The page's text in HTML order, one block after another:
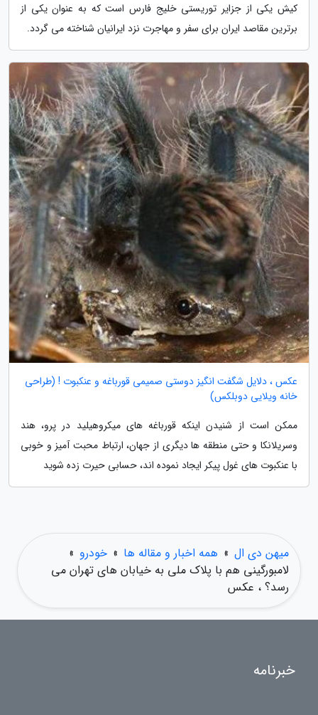
کیش یکی از جزایر توریستی خلیج فارس است که به عنوان یکی از
برترین مقاصد ایران برای سفر و مهاجرت نزد ایرانیان شناخته می گردد.
عکس ، دلایل شگفت انگیز دوستی صمیمی قورباغه و عنکبوت ! (طراحی
خانه ویلایی دوبلکس)
ممکن است از شنیدن اینکه قورباغه های میکروهیلید در پرو، هند
وسریلانکا و حتی منطقه ها دیگری از جهان، ارتباط محبت آمیز و خوبی
با عنکبوت های غول پیکر ایجاد نموده اند، حسابی حیرت زده شوید
میهن دی ال » همه اخبار و مقاله ها » خودرو »
لامبورگینی هم با پلاک ملی به خیابان های تهران می
رسد؟ ، عکس
خبرنامه